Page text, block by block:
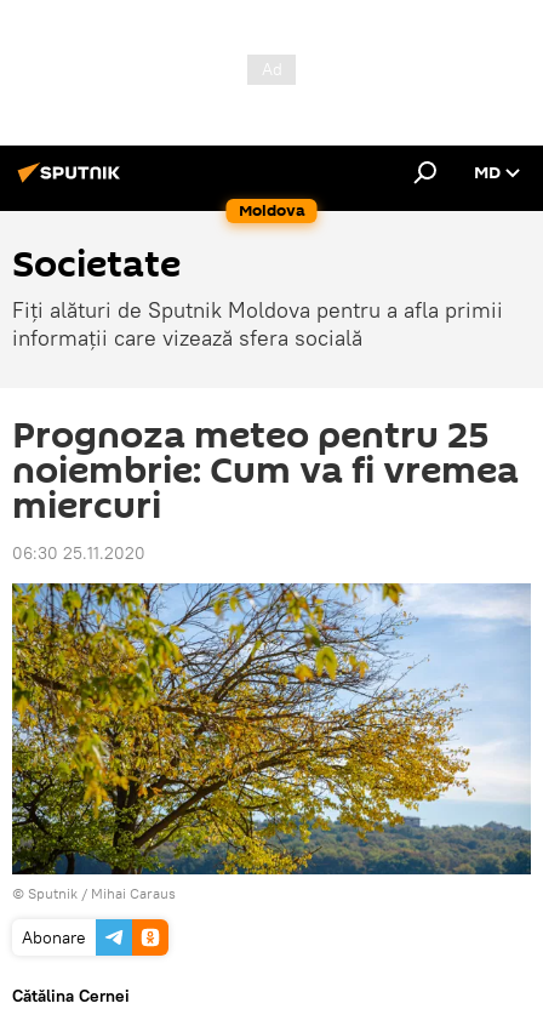
Moldova
MD
Societate
Fiți alături de Sputnik Moldova pentru a afla primii
informații care vizează sfera socială
Prognoza meteo pentru 25
noiembrie: Cum va fi vremea
miercuri
06:30 25.11.2020
© Sputnik / Mihai Caraus
Abonare
Cătălina Cernei